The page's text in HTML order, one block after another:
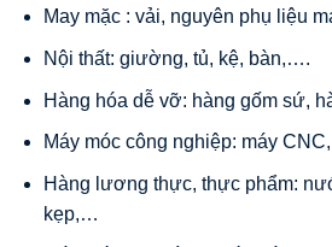
May mặc : vải, nguyên phụ liệu
Nội thất: giường, tủ, kệ, bàn,….
Hàng hóa dễ vỡ: hàng gốm sứ,
Máy móc công nghiệp: máy
Hàng lương thực, thực phẩm:
kẹp,…